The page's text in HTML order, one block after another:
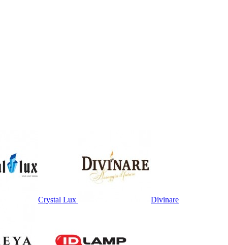
Crystal Lux Divinare